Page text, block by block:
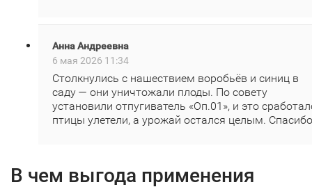
Анна Андреевна
6 мая 2026 11:34
Столкнулись с нашествием воробьёв и синиц в
саду — они уничтожали плоды. По совету
установили отпугиватель «Оп.01», и это
птицы улетели, а урожай остался целым.
В чем выгода применения